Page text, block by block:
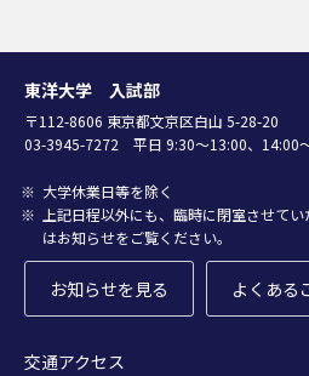
東洋大学 入試部
〒112-8606 東京都文京区白山 5-28-20
03-3945-7272 平日 9:30～13:00、14:00
大学休業日等を除く
上記日程以外にも、臨時に閉室させて
はお知らせをご覧ください。
お知らせを見る よくある
交通アクセス